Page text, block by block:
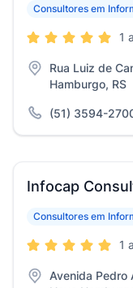
Consultores em
1
Rua Luiz de
Hamburgo, RS
(51) 3594-
Infocap
Consultores em
1
Avenida